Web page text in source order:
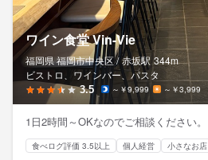
ワイン食堂 Vin-Vie
福岡県 福岡市中央区 / 赤坂駅 344m
ビストロ、ワインバー、パスタ
3.5 ～￥9,999 ～￥3,999
1日2時間～OKなのでご相談ください。
食べログ評価 3.5以上 個人経営 小さなお店